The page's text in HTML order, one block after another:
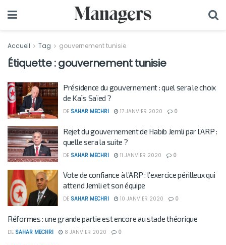
Accueil Tag gouvernement tunisie
Étiquette :gouvernement tunisie
Présidence du gouvernement : quel sera le choix
de Kaïs Saïed ?
DE SAHAR MECHRI 17 JANVIER 2020 0
Rejet du gouvernement de Habib Jemli par l’ARP :
quelle sera la suite ?
DE SAHAR MECHRI 11 JANVIER 2020 0
Vote de confiance à l’ARP : l’exercice périlleux qui
attend Jemli et son équipe
DE SAHAR MECHRI 10 JANVIER 2020 0
Réformes : une grande partie est encore au stade théorique
DE SAHAR MECHRI 8 JANVIER 2020 0